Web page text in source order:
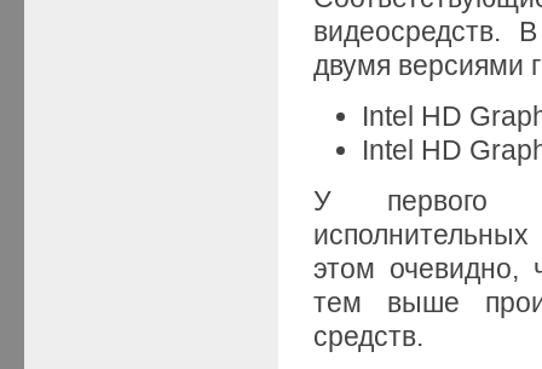
видеосредств.
двумя версиями
Intel HD
Intel HD
У первого
этом очевидно,
тем выше
средств.